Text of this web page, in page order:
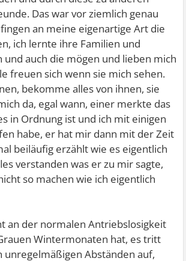
Das war vor ziemlich genau
an meine eigenartige Art die
ich lernte ihre Familien und
und auch die mögen und lieben mich
freuen sich wenn sie mich sehen.
bekomme alles von ihnen, sie
da, egal wann, einer merkte das
in Ordnung ist und ich mit einigen
habe, er hat mir dann mit der Zeit
beiläufig erzählt wie es eigentlich
verstanden was er zu mir sagte,
so machen wie ich eigentlich
an der normalen Antriebslosigkeit
Wintermonaten hat, es tritt
Abständen auf,